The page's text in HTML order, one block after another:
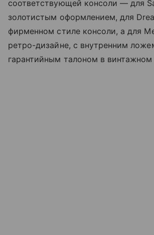
соответствующей консоли — для
золотистым оформлением, для
фирменном стиле консоли, а для
ретро-дизайне, с внутренним
гарантийным талоном в винтажном